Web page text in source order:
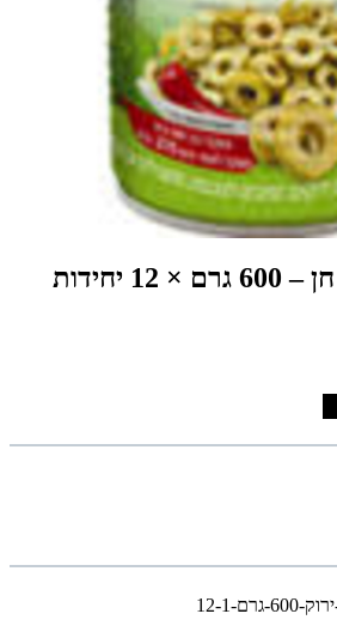
זיתים טבעות פרי חן – 600 גרם × 12 יחידות
12-1